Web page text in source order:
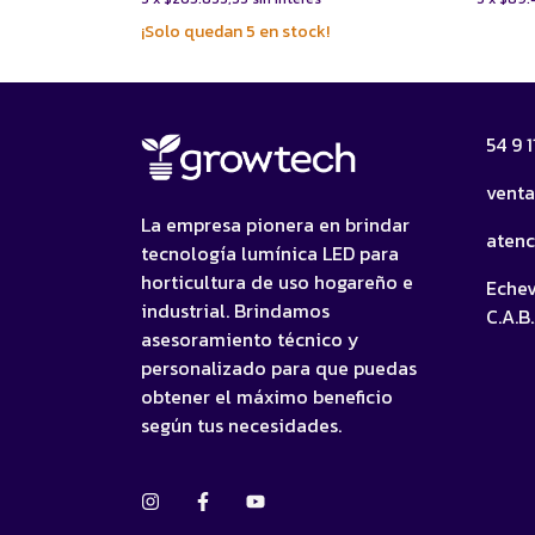
¡Solo quedan5 en stock!
La empresa pionera en brindar
tecnología lumínica LED para
horticultura de uso hogareño e
industrial. Brindamos
asesoramiento técnico y
personalizado para que puedas
obtener el máximo beneficio
según tus necesidades.
54 9